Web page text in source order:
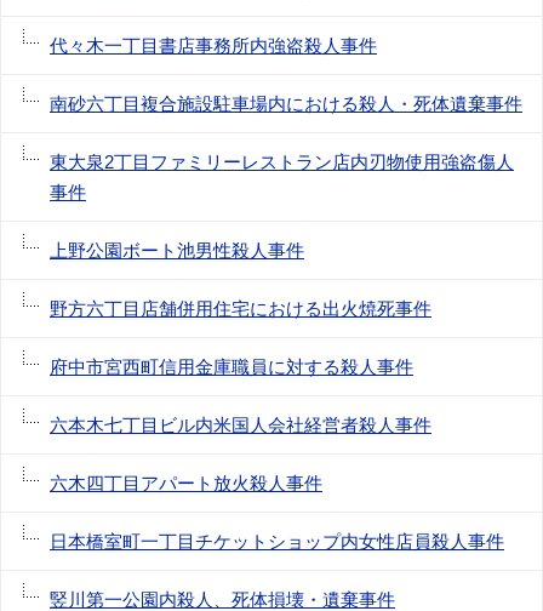
代々木一丁目書店事務所内強盗殺人事件
南砂六丁目複合施設駐車場内における殺人・死体遺棄事件
東大泉2丁目ファミリーレストラン店内刃物使用強盗傷人
事件
上野公園ボート池男性殺人事件
野方六丁目店舗併用住宅における出火焼死事件
府中市宮西町信用金庫職員に対する殺人事件
六本木七丁目ビル内米国人会社経営者殺人事件
六木四丁目アパート放火殺人事件
日本橋室町一丁目チケットショップ内女性店員殺人事件
竪川第一公園内殺人、死体損壊・遺棄事件